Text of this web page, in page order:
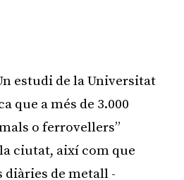
estudi de la Universitat
que a més de 3.000
o ferrovellers”
ciutat, així com que
diàries de metall -